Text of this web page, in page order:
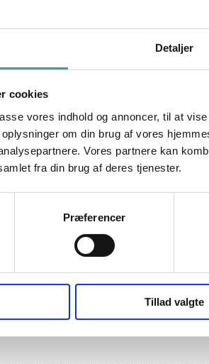
Detaljer
cookies
vores indhold og annoncer, til at
om din brug af vores
Vores partnere kan
fra din brug af deres tjenester.
Præferencer
Tillad valgte
er en af de hyppigste årsager til stress
vores arbejde i fritiden. -
tidligt på arbejde, og læg de vigtigste
aflytter din telefonsvarer.
større fordybelse at tage en